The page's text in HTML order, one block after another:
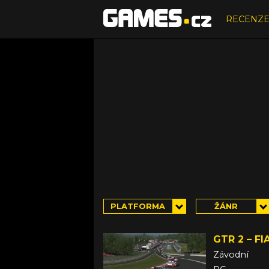
RECENZE
PLATFORMA ŽÁNR
GTR 2 –
Závodní